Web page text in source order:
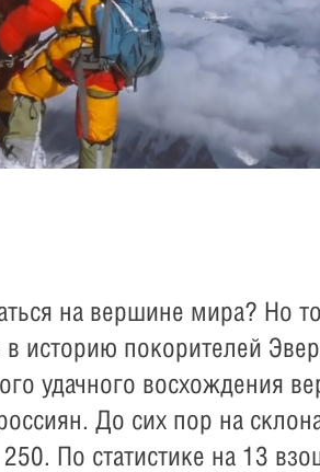
Video
на вершине мира? Но
историю покорителей
удачного восхождения
До сих пор на
По статистике на 13